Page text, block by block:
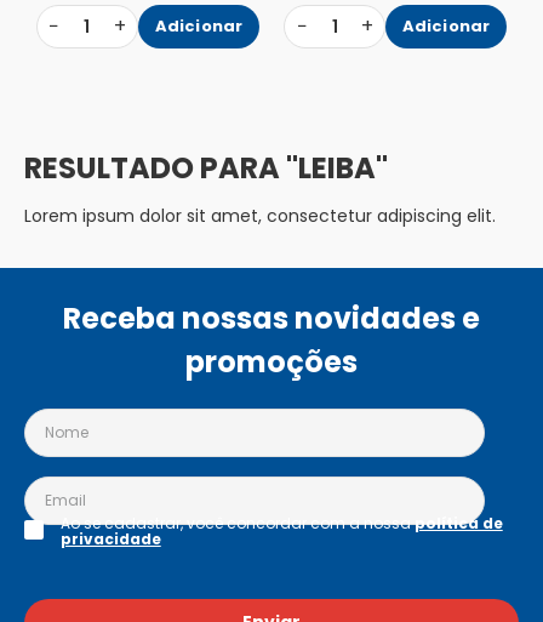
− 1 + Adicionar − 1 + Adicionar
LEIBA
Lorem ipsum dolor sit amet, consectetur adipiscing elit.
Receba nossas novidades e
promoções
Ao se cadastrar, você concordar com a nossapolítica de
privacidade